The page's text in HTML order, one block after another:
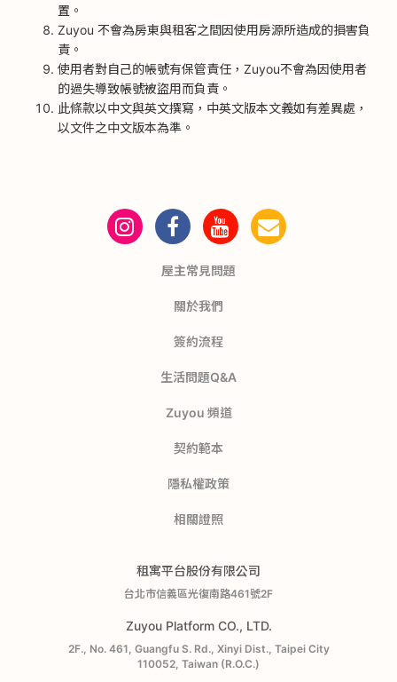
置。
Zuyou 不會為房東與租客之間因使用房源所造成的損害負
責。
使用者對自己的帳號有保管責任，Zuyou不會為因使用者
的過失導致帳號被盜用而負責。
此條款以中文與英文撰寫，中英文版本文義如有差異處，
以文件之中文版本為準。
屋主常見問題
關於我們
簽約流程
生活問題Q&A
Zuyou 頻道
契約範本
隱私權政策
相關證照
租寓平台股份有限公司
台北市信義區光復南路461號2F
Zuyou Platform CO., LTD.
2F., No. 461, Guangfu S. Rd., Xinyi Dist., Taipei City
110052, Taiwan (R.O.C.)